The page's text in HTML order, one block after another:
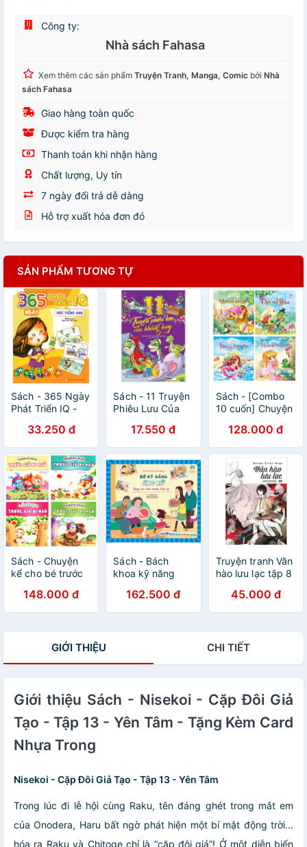
Công ty:
Nhà sách Fahasa
Xem thêm các sản phẩm Truyện Tranh, Manga, Comic bởi Nhà
sách Fahasa
Giao hàng toàn quốc
Được kiểm tra hàng
Thanh toán khi nhận hàng
Chất lượng, Uy tín
7 ngày đổi trả dễ dàng
Hỗ trợ xuất hóa đơn đỏ
SẢN PHẨM TƯƠNG TỰ
Sách - 365 Ngày
Phát Triển IQ -
33.250 đ
Sách - 11 Truyện
Phiêu Lưu Của
17.550 đ
Sách - [Combo
10 cuốn] Chuyện
giờ đi ngủ - Ngày
xửa ngày xưa
128.000 đ
Sách - Chuyện
kể cho bé trước
bộ 4 cuốn)
148.000 đ
Sách - Bách
khoa kỹ năng
tác - 60 kỹ năng
ứng xử giúp con
162.500 đ
Truyện tranh Văn
hào lưu lạc tập 8
Bungo Stray
Dogs
45.000 đ
GIỚI THIỆU CHI TIẾT
Giới thiệu Sách - Nisekoi - Cặp Đôi Giả
Tạo - Tập 13 - Yên Tâm - Tặng Kèm Card
Nhựa Trong
Nisekoi - Cặp Đôi Giả Tạo - Tập 13 - Yên Tâm
Trong lúc đi lễ hội cùng Raku, tên đáng ghét trong mắt em
của Onodera, Haru bất ngờ phát hiện một bí mật động trời...
hóa ra Raku và Chitoge chỉ là “cặp đôi giả”! Ở một diễn biến